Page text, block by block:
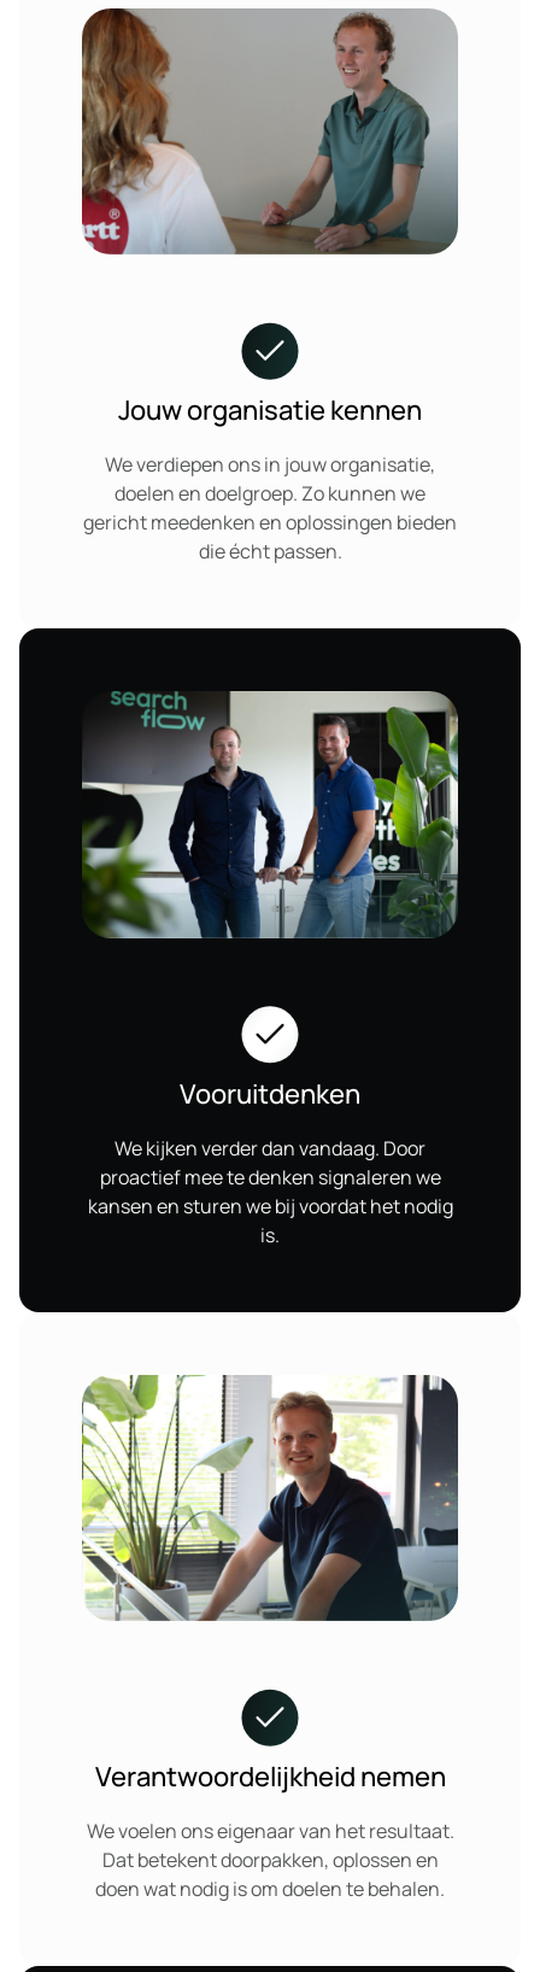
Jouw organisatie kennen
We verdiepen ons in jouw organisatie,
doelen en doelgroep. Zo kunnen we
gericht meedenken en oplossingen bieden
die écht passen.
Vooruitdenken
We kijken verder dan vandaag. Door
proactief mee te denken signaleren we
kansen en sturen we bij voordat het nodig
is.
Verantwoordelijkheid nemen
We voelen ons eigenaar van het resultaat.
Dat betekent doorpakken, oplossen en
doen wat nodig is om doelen te behalen.